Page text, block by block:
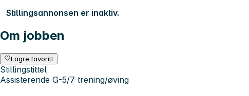
Stillingsannonsen er inaktiv.
Om jobben
Lagre favoritt
Stillingstittel
Assisterende G-5/7 trening/øving